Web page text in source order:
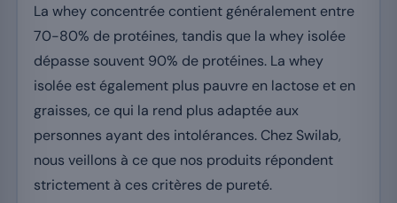
La whey concentrée contient généralement entre
70-80% de protéines, tandis que la whey isolée
dépasse souvent 90% de protéines. La whey
isolée est également plus pauvre en lactose et en
graisses, ce qui la rend plus adaptée aux
personnes ayant des intolérances. Chez Swilab,
nous veillons à ce que nos produits répondent
strictement à ces critères de pureté.